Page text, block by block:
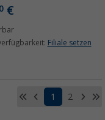
€
Filiale setzen
1 2